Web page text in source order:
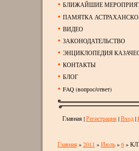
БЛИЖАЙШИЕ
ПАМЯТКА
ВИДЕО
ЗАКОНОДАТЕЛЬСТВО
ЭНЦИКЛОПЕДИЯ
КОНТАКТЫ
БЛОГ
FAQ (вопрос/ответ)
Главная|Регистрация |Вход|
Главная »2011 » Июль » 6»